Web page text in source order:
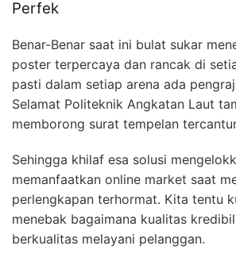
Perfek
Benar-Benar saat ini bulat sukar
poster terpercaya dan rancak di
pasti dalam setiap arena ada
Selamat Politeknik Angkatan Laut
memborong surat tempelan
Sehingga khilaf esa solusi
memanfaatkan online market saat
perlengkapan terhormat. Kita tentu
menebak bagaimana kualitas
berkualitas melayani pelanggan.